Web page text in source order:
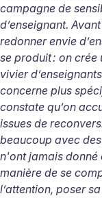
campagne de
d’enseignant.
redonner envie
se produit: on crée
vivier
concerne plus
constate qu’on
issues de
beaucoup avec
n'ont jamais donné
manière de se
l’attention, poser